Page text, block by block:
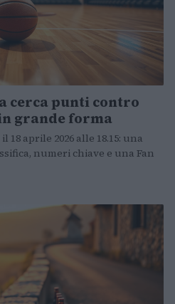
cerca punti contro
grande forma
aprile 2026 alle 18.15: una
numeri chiave e una Fan